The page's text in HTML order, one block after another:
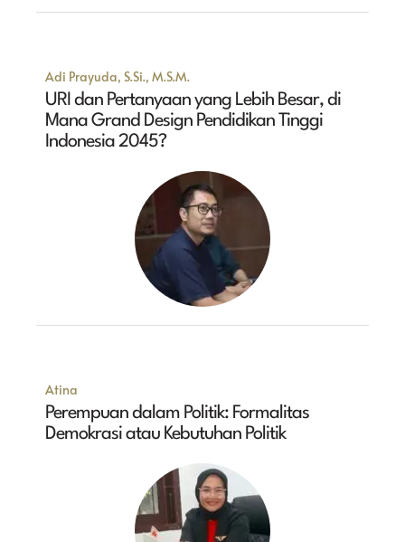
Adi Prayuda, S.Si., M.S.M.
URI dan Pertanyaan yang Lebih Besar, di
Mana Grand Design Pendidikan Tinggi
Indonesia 2045?
Atina
Perempuan dalam Politik: Formalitas
Demokrasi atau Kebutuhan Politik